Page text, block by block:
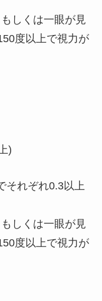
しくは一眼が見
度以上で視力が
)
それぞれ0.3以上
しくは一眼が見
度以上で視力が